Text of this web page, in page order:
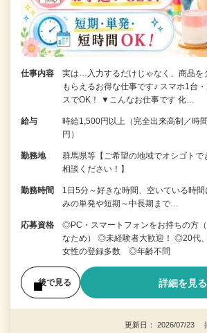
仕事内容
実は…入力するだけじゃなく、商品を
もらえるお得な仕事です♪ スマホ1台
スでOK！ ▼こんなお仕事です 化…
給与
時給1,500円以上（完全出来高制／時
円）
勤務地
群馬県等【ご希望の地域でオシゴト
相談ください！】
勤務時間
1日5分～好きな時間、空いている時
みの単発や短期～中長期まで…
応募資格
◎PC・スマートフォンをお持ちの方
なため） ◎未経験者大歓迎！ ◎20代
女性の登録多数 ◎年齢不問
後で見る 詳細を見る
更新日： 2026/07/23